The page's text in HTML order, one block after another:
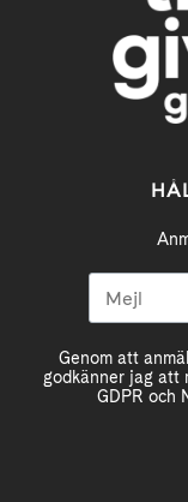
Genom att
godkänner jag att
GDPR och